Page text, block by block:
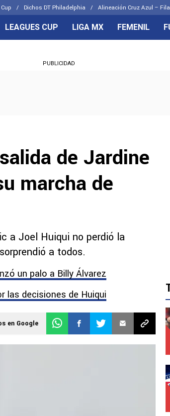
Dichos DT Philadelphia Alineación Cruz Azul –
CELESTES
LEAGUES CUP LIGA MX FEMENIL
PUBLICIDAD
de Jardine
marcha de
a Joel Huiqui no perdió la
a todos.
un palo a Billy Álvarez
las decisiones de Huiqui
en Google